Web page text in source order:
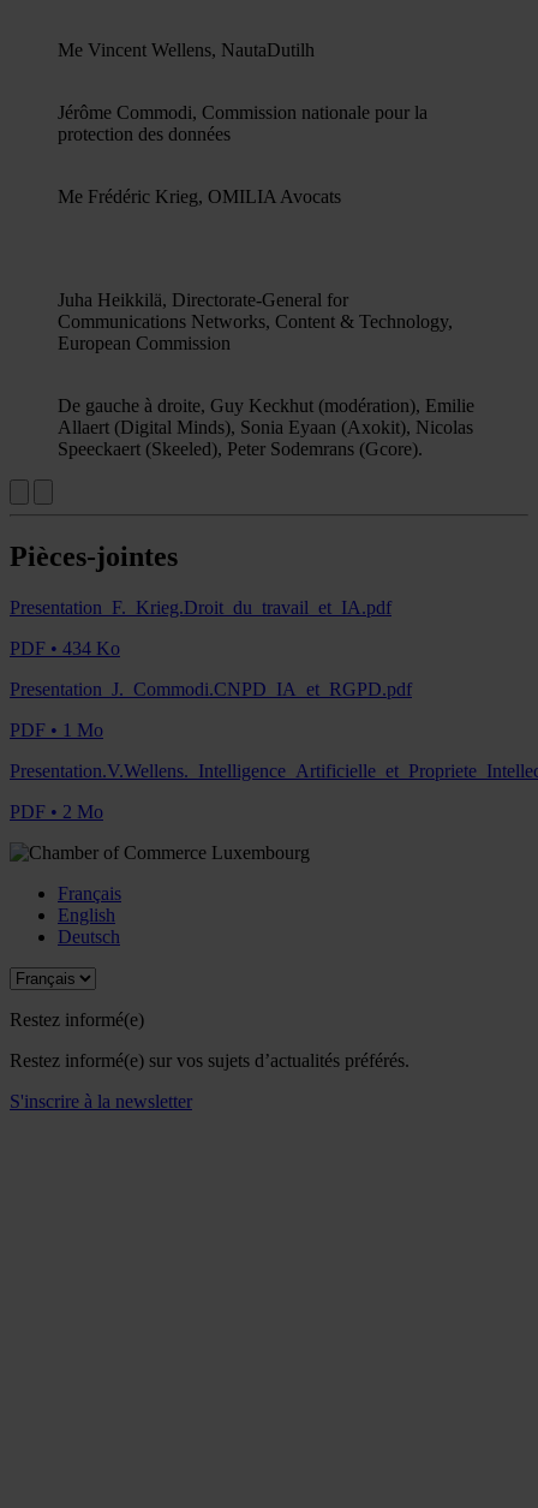
Me Vincent Wellens, NautaDutilh
Jérôme Commodi, Commission nationale pour la
protection des données
Me Frédéric Krieg, OMILIA Avocats
Juha Heikkilä, Directorate-General for
Communications Networks, Content & Technology,
European Commission
De gauche à droite, Guy Keckhut (modération), Emilie
Allaert (Digital Minds), Sonia Eyaan (Axokit), Nicolas
Speeckaert (Skeeled), Peter Sodemrans (Gcore).
Pièces-jointes
Presentation_F._Krieg.Droit_du_travail_et_IA.pdf
PDF • 434 Ko
Presentation_J._Commodi.CNPD_IA_et_RGPD.pdf
PDF • 1 Mo
PDF • 2 Mo
Français
English
Deutsch
Restez informé(e)
Restez informé(e) sur vos sujets d’actualités préférés.
S'inscrire à la newsletter